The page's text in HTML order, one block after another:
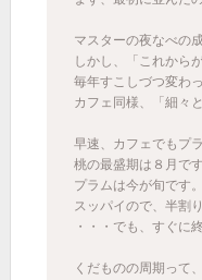
マスターの夜なべの
しかし、「これから
毎年すこしづつ変わ
カフェ同様、「細々
早速、カフェでもプ
桃の最盛期は８月で
プラムは今が旬です。
スッパイので、半割
・・・でも、すぐに
くだものの周期って